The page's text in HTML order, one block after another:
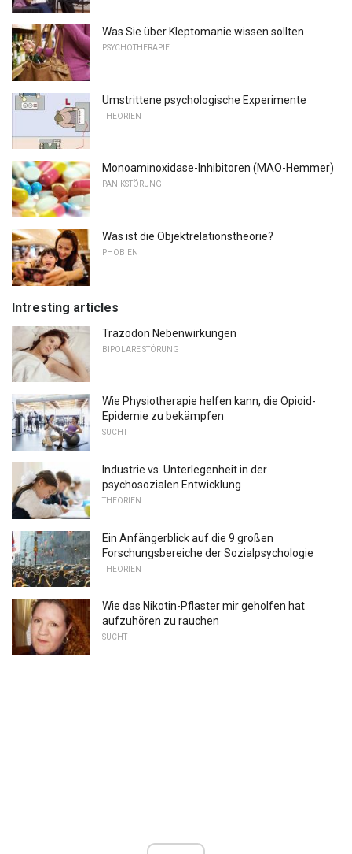
Was Sie über Kleptomanie wissen sollten
PSYCHOTHERAPIE
Umstrittene psychologische Experimente
THEORIEN
Monoaminoxidase-Inhibitoren (MAO-Hemmer)
PANIKSTÖRUNG
Was ist die Objektrelationstheorie?
PHOBIEN
Intresting articles
Trazodon Nebenwirkungen
BIPOLARE STÖRUNG
Wie Physiotherapie helfen kann, die Opioid-
Epidemie zu bekämpfen
SUCHT
Industrie vs. Unterlegenheit in der
psychosozialen Entwicklung
THEORIEN
Ein Anfängerblick auf die 9 großen
Forschungsbereiche der Sozialpsychologie
THEORIEN
Wie das Nikotin-Pflaster mir geholfen hat
aufzuhören zu rauchen
SUCHT